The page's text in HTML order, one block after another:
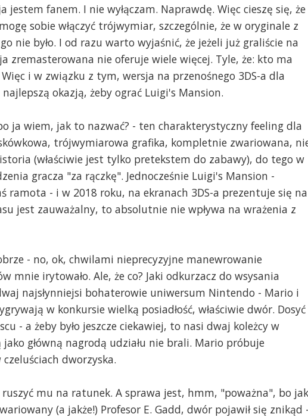
fanem. I nie wyłączam. Naprawdę. Więc cieszę się, że
sobie włączyć trójwymiar, szczególnie, że w oryginale z
nie było. I od razu warto wyjaśnić, że jeżeli już graliście na
zremasterowana nie oferuje wiele więcej. Tyle, że: kto ma
i w związku z tym, wersja na przenośnego 3DS-a dla
okazją, żeby ograć Luigi's Mansion.
ja wiem, jak to nazwać? - ten charakterystyczny feeling dla
trójwymiarowa grafika, kompletnie zwariowana,
(właściwie jest tylko pretekstem do zabawy), do tego w
gracza "za rączkę". Jednocześnie Luigi's Mansion -
ramota - i w 2018 roku, na ekranach 3DS-a prezentuje się na
jest zauważalny, to absolutnie nie wpływa na wrażenia z
- no, ok, chwilami nieprecyzyjne manewrowanie
mnie irytowało. Ale, że co? Jaki odkurzacz do wsysania
najsłynniejsi bohaterowie uniwersum Nintendo - Mario i
w konkursie wielką posiadłość, właściwie dwór. Dosyć
- a żeby było jeszcze ciekawiej, to nasi dwaj koleżcy w
główną nagrodą udziału nie brali. Mario próbuje
dworzyska.
mu na ratunek. A sprawa jest, hmm, "poważna", bo jak
(a jakże!) Profesor E. Gadd, dwór pojawił się znikąd